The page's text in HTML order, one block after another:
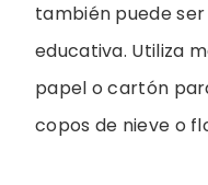
también puede
educativa. Utiliza
papel o cartón
copos de nieve o